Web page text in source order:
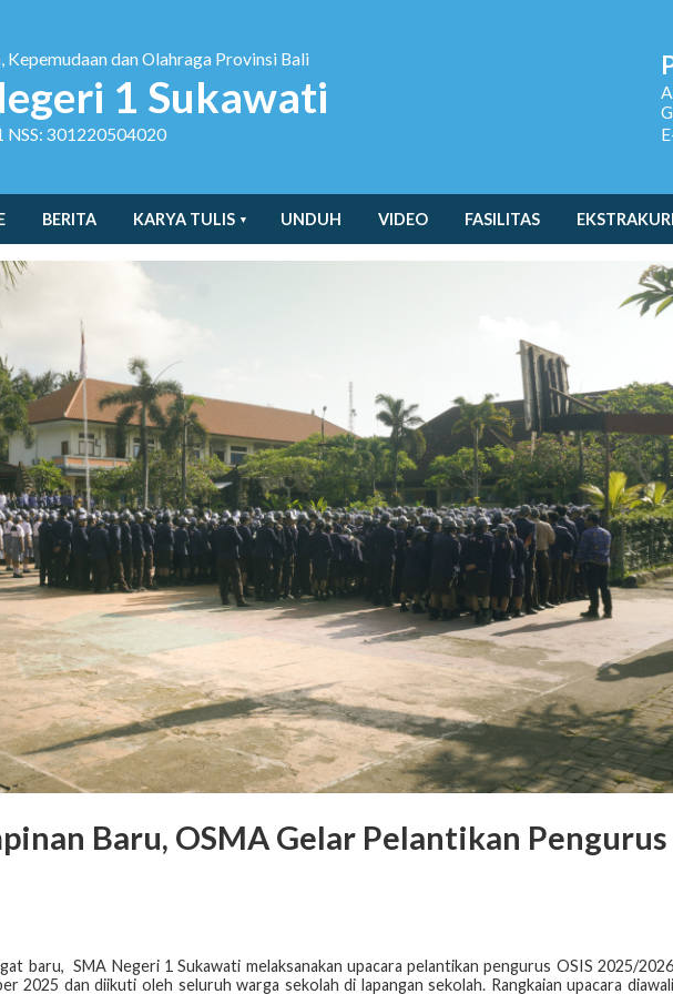
Kepemudaan dan Olahraga Provinsi Bali
1 Sukawati
NSS: 301220504020
BERITA KARYA TULIS UNDUH VIDEO FASILITAS
Baru, OSMA Gelar Pelantikan Pengurus
baru, SMA Negeri 1 Sukawati melaksanakan upacara pelantikan pengurus OSIS 2025/2026
2025 dan diikuti oleh seluruh warga sekolah di lapangan sekolah. Rangkaian upacara diawali